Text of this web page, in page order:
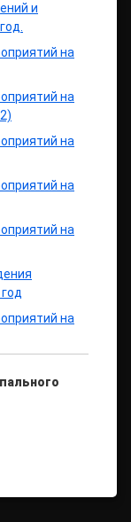
и
на
на
на
на
на
на